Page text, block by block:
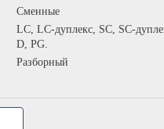
Сменные
LC, LC-дуплекс, SC, SC-
D, PG.
Разборный